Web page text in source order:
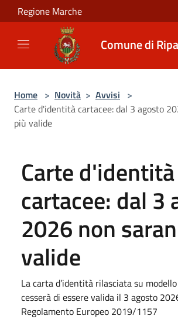
Salta al contenuto principale
Regione Marche
Comune di
Home > Novità > Avvisi >
Carte d'identità cartacee: dal 3 agosto
più valide
Carte d'identità
cartacee: dal 3
2026 non
valide
La carta d’identità rilasciata su
cesserà di essere valida il 3 agosto
Regolamento Europeo 2019/1157